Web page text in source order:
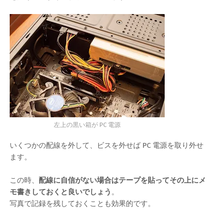
左上の黒い箱が PC 電源
いくつかの配線を外して、ビスを外せば PC 電源を取り外せ
ます。
この時、 配線に自信がない場合はテープを貼ってその上にメ
モ書きしておくと良いでしょう 。
写真で記録を残しておくことも効果的です。